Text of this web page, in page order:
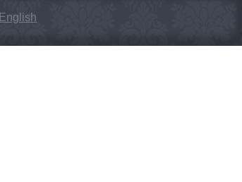
English